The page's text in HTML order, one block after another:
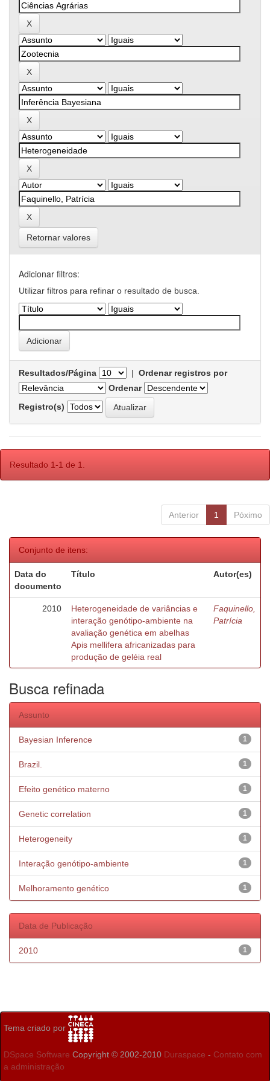
Retornar valores
Adicionar filtros:
Utilizar filtros para refinar o resultado de busca.
Resultados/Página | Ordenar registros por
Ordenar
Registro(s)
Resultado 1-1 de 1.
Anterior 1 Póximo
Conjunto de itens:
Data do
documento
Título Autor(es)
2010
Heterogeneidade de variâncias e
interação genótipo-ambiente na
avaliação genética em abelhas
Apis mellifera africanizadas para
produção de geléia real
Faquinello,
Patrícia
Busca refinada
Assunto
1
Bayesian Inference
1
Brazil.
1
Efeito genético materno
1
Genetic correlation
1
Heterogeneity
1
Interação genótipo-ambiente
1
Melhoramento genético
Data de Publicação
1
2010
Tema criado por
DSpace Software Copyright © 2002-2010 Duraspace - Contato com
a administração